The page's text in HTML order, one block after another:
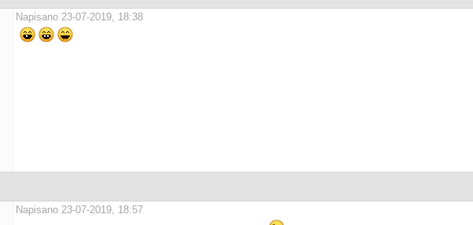
Napisano 23-07-2019, 18:38
Napisano 23-07-2019, 18:57